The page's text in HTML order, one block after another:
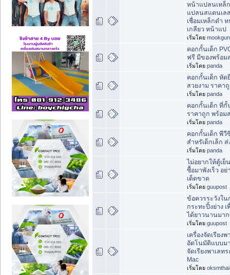
หน้าแปลนเหล็
แปลนสแตนเล
เชื่อมเหล็กดำ
เกลียว หน้าแป
เริ่มโดย
คอกกั้นเด็ก
ฟรี มีของพร้อม
เริ่มโดย panda
คอกกั้นเด็ก หัด
สวยงาม ราคา
เริ่มโดย panda
คอกกั้นเด็ก ที่กั้
ราคาถูก พร้อม
เริ่มโดย panda
คอกกั้นเด็ก พีวี
สำหรัเด็กเล็ก
เริ่มโดย panda
ไม่อยากให้ตู้เย็
ซื้อมาพังเร็ว อ
เด็ดขาด
เริ่มโดย guupost
ข้อควรระวังใน
กระทะปิ้งย่าง
ได้ยาวนานมา
เริ่มโดย guupost
เครื่องจัดเรียง
อัตโนมัติแบบม
จัดเรียงพาเลท
Mac
เริ่มโดย oksmthai